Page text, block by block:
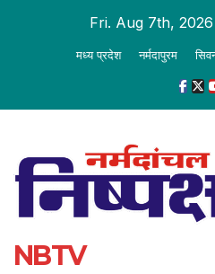
Fri. Aug 7th, 2026
मध्य प्रदेश नर्मदापुरम
NBTV